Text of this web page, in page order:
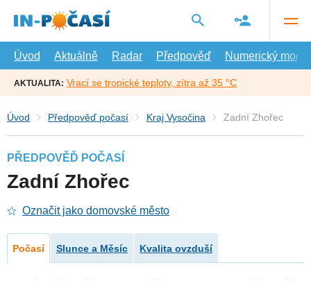
hlavní
Úvod
Aktuálně Radar Předpověď Numerický model
AKTUALITA: Vrací se tropické teploty, zítra až 35 °C
Úvod Předpověď počasí Kraj Vysočina Zadní Zhořec
PŘEDPOVĚĎ POČASÍ
Zadní Zhořec
Označit jako domovské město
Počasí Slunce a Měsíc Kvalita ovzduší